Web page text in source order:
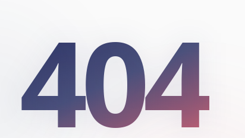
404
404